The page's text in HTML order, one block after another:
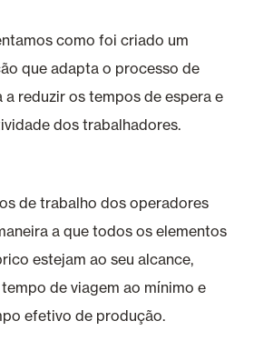
como foi criado um
que adapta o processo de
reduzir os tempos de espera e
dos trabalhadores.
de trabalho dos operadores
a que todos os elementos
estejam ao seu alcance,
de viagem ao mínimo e
efetivo de produção.